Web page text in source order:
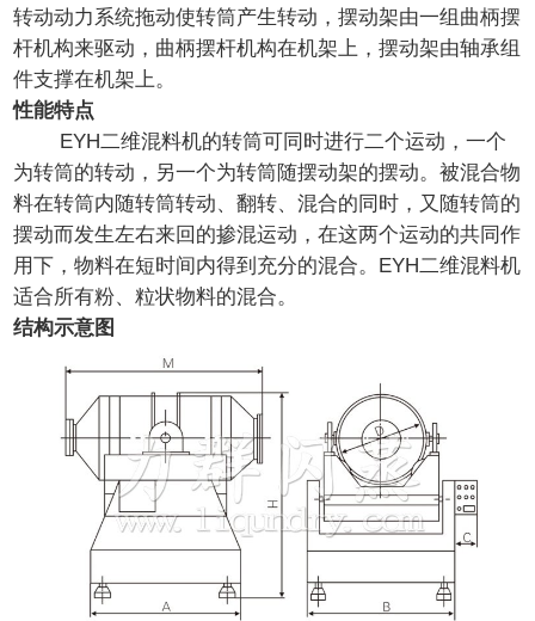
转动动力系统拖动使转筒产生转动，摆动架由一组曲柄摆
杆机构来驱动，曲柄摆杆机构在机架上，摆动架由轴承组
件支撑在机架上。
性能特点
EYH二维混料机的转筒可同时进行二个运动，一个
为转筒的转动，另一个为转筒随摆动架的摆动。被混合物
料在转筒内随转筒转动、翻转、混合的同时，又随转筒的
摆动而发生左右来回的掺混运动，在这两个运动的共同作
用下，物料在短时间内得到充分的混合。EYH二维混料机
适合所有粉、粒状物料的混合。
结构示意图